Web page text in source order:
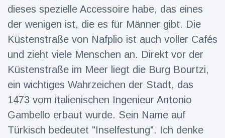
dieses spezielle Accessoire habe, das eines
der wenigen ist, die es für Männer gibt. Die
Küstenstraße von Nafplio ist auch voller Cafés
und zieht viele Menschen an. Direkt vor der
Küstenstraße im Meer liegt die Burg Bourtzi,
ein wichtiges Wahrzeichen der Stadt, das
1473 vom italienischen Ingenieur Antonio
Gambello erbaut wurde. Sein Name auf
Türkisch bedeutet "Inselfestung". Ich denke